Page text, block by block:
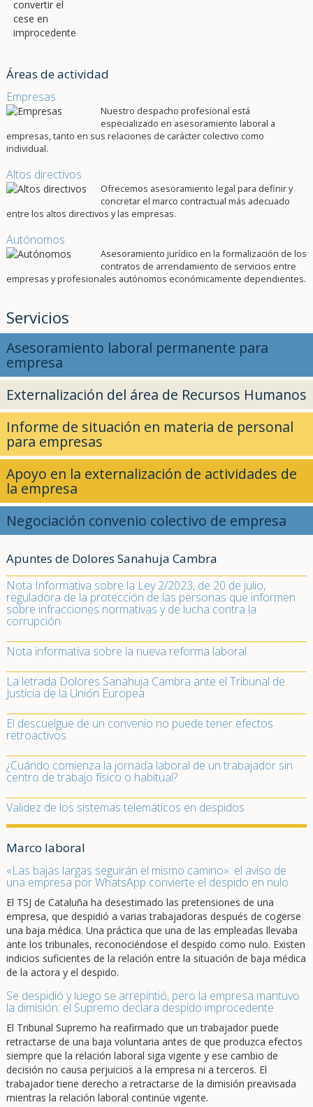
Áreas de actividad
Empresas
Nuestro despacho profesional está
especializado en asesoramiento laboral a
empresas, tanto en sus relaciones de carácter colectivo como
individual.
Altos directivos
Ofrecemos asesoramiento legal para definir y
concretar el marco contractual más adecuado
entre los altos directivos y las empresas.
Autónomos
Asesoramiento jurídico en la formalización de los
contratos de arrendamiento de servicios entre
empresas y profesionales autónomos económicamente dependientes.
Servicios
Asesoramiento laboral permanente para
empresa
Externalización del área de Recursos Humanos
Informe de situación en materia de personal
para empresas
Apoyo en la externalización de actividades de
la empresa
Negociación convenio colectivo de empresa
Apuntes de Dolores Sanahuja Cambra
Nota Informativa sobre la Ley 2/2023, de 20 de julio,
reguladora de la protección de las personas que informen
sobre infracciones normativas y de lucha contra la
corrupción
Nota informativa sobre la nueva reforma laboral
La letrada Dolores Sanahuja Cambra ante el Tribunal de
Justicia de la Unión Europea
El descuelgue de un convenio no puede tener efectos
retroactivos
¿Cuándo comienza la jornada laboral de un trabajador sin
centro de trabajo físico o habitual?
Validez de los sistemas telemáticos en despidos
Marco laboral
«Las bajas largas seguirán el mismo camino»: el aviso de
una empresa por WhatsApp convierte el despido en nulo
El TSJ de Cataluña ha desestimado las pretensiones de una
empresa, que despidió a varias trabajadoras después de cogerse
una baja médica. Una práctica que una de las empleadas llevaba
ante los tribunales, reconociéndose el despido como nulo. Existen
indicios suficientes de la relación entre la situación de baja médica
de la actora y el despido.
Se despidió y luego se arrepintió, pero la empresa mantuvo
la dimisión: el Supremo declara despido improcedente
El Tribunal Supremo ha reafirmado que un trabajador puede
retractarse de una baja voluntaria antes de que produzca efectos
siempre que la relación laboral siga vigente y ese cambio de
decisión no causa perjuicios a la empresa ni a terceros. El
trabajador tiene derecho a retractarse de la dimisión preavisada
mientras la relación laboral continúe vigente.